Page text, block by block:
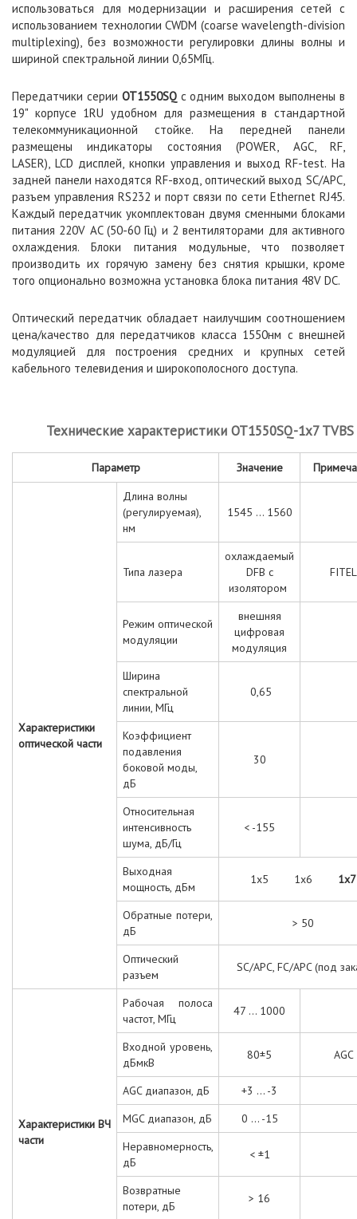
использоваться для модернизации и расширения сетей с
использованием технологии CWDM (coarse wavelength-division
multiplexing), без возможности регулировки длины волны и
шириной спектральной линии 0,65МГц.
Передатчики серии OT1550SQс одним выходом выполнены в
19" корпусе 1RU удобном для размещения в стандартной
телекоммуникационной стойке. На передней панели
размещены индикаторы состояния (POWER, AGC, RF,
LASER), LCD дисплей, кнопки управления и выход RF-test. На
задней панели находятся RF-вход, оптический выход SC/APC,
разъем управления RS232 и порт связи по сети Ethernet RJ45.
Каждый передатчик укомплектован двумя сменными блоками
питания 220V AC (50-60 Гц) и 2 вентиляторами для активного
охлаждения. Блоки питания модульные, что позволяет
производить их горячую замену без снятия крышки, кроме
того опционально возможна установка блока питания 48V DC.
Оптический передатчик обладает наилучшим соотношением
цена/качество для передатчиков класса 1550нм с внешней
модуляцией для построения средних и крупных сетей
кабельного телевидения и широкополосного доступа.
Технические характеристики OT1550SQ-1x7 TVBS
Параметр Значение
Характеристики
оптической части
Длина волны
(регулируемая),
нм
1545 ... 1560
Типа лазера
охлаждаемый
DFB с
изолятором
FITEL
Режим оптической
модуляции
внешняя
цифровая
модуляция
Ширина
спектральной
линии, МГц
0,65
Коэффициент
подавления
боковой моды,
дБ
30
Относительная
интенсивность
шума, дБ/Гц
< -155
Выходная
мощность, дБм
1x5 1x6 1х7
Обратные потери,
дБ
> 50
Оптический
разъем
SC/APC, FC/APC (под
Характеристики ВЧ
части
Рабочая полоса
частот, МГц
47 ... 1000
Входной уровень,
дБмкВ
80±5 AGC
AGC диапазон, дБ
+3 ... -3
MGC диапазон, дБ
0 ... -15
Неравномерность,
дБ
< ±1
Возвратные
потери, дБ
> 16